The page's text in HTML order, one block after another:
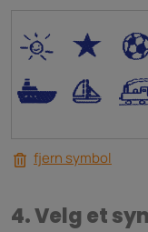
* V
. <
fjern symbol
4. Velg et